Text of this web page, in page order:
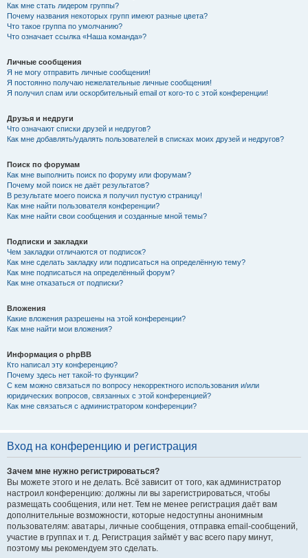
Как мне стать лидером группы?
Почему названия некоторых групп имеют разные цвета?
Что такое группа по умолчанию?
Что означает ссылка «Наша команда»?
Личные сообщения
Я не могу отправить личные сообщения!
Я постоянно получаю нежелательные личные сообщения!
Я получил спам или оскорбительный email от кого-то с этой конференции!
Друзья и недруги
Что означают списки друзей и недругов?
Как мне добавлять/удалять пользователей в списках моих друзей и недругов?
Поиск по форумам
Как мне выполнить поиск по форуму или форумам?
Почему мой поиск не даёт результатов?
В результате моего поиска я получил пустую страницу!
Как мне найти пользователя конференции?
Как мне найти свои сообщения и созданные мной темы?
Подписки и закладки
Чем закладки отличаются от подписок?
Как мне сделать закладку или подписаться на определённую тему?
Как мне подписаться на определённый форум?
Как мне отказаться от подписки?
Вложения
Какие вложения разрешены на этой конференции?
Как мне найти мои вложения?
Информация о phpBB
Кто написал эту конференцию?
Почему здесь нет такой-то функции?
С кем можно связаться по вопросу некорректного использования и/или
юридических вопросов, связанных с этой конференцией?
Как мне связаться с администратором конференции?
Вход на конференцию и регистрация
Зачем мне нужно регистрироваться?
Вы можете этого и не делать. Всё зависит от того, как администратор
настроил конференцию: должны ли вы зарегистрироваться, чтобы
размещать сообщения, или нет. Тем не менее регистрация даёт вам
дополнительные возможности, которые недоступны анонимным
пользователям: аватары, личные сообщения, отправка email-сообщений,
участие в группах и т. д. Регистрация займёт у вас всего пару минут,
поэтому мы рекомендуем это сделать.